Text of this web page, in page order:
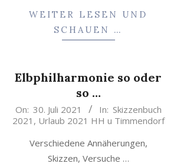
WEITER LESEN UND
SCHAUEN …
Elbphilharmonie so oder
so …
2021-
07-
On: 30. Juli 2021 In: Skizzenbuch
2021 , Urlaub 2021 HH u Timmendorf
Verschiedene Annäherungen,
Skizzen, Versuche …